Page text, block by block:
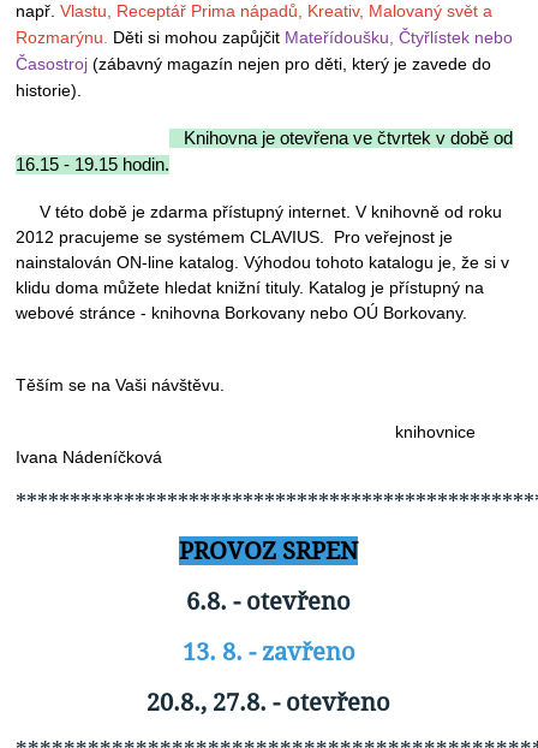
např.Vlastu, Receptář Prima nápadů, Kreativ, Malovaný svět a
Rozmarýnu
Děti si mohou zapůjčit Mateřídoušku, Čtyřlístek nebo
Časostroj (zábavný magazín nejen pro děti, který je zavede do
historie).
Knihovna je otevřena ve čtvrtek v době od
16.15 - 19.15 hodin.
V této době je zdarma přístupný internet. V knihovně od roku
2012 pracujeme se systémem CLAVIUS. Pro veřejnost je
nainstalován ON-line katalog. Výhodou tohoto katalogu je, že si v
klidu doma můžete hledat knižní tituly. Katalog je přístupný na
webové stránce - knihovna Borkovany nebo OÚ Borkovany.
Těším se na Vaši návštěvu.
knihovnice
Ivana Nádeníčková
PROVOZ SRPEN
6.8. - otevřeno
13. 8. - zavřeno
20.8., 27.8. - otevřeno